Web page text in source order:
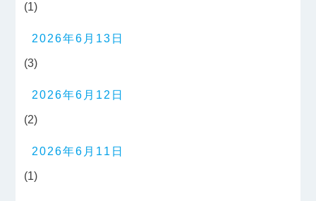
(1)
2026年6月13日
(3)
2026年6月12日
(2)
2026年6月11日
(1)